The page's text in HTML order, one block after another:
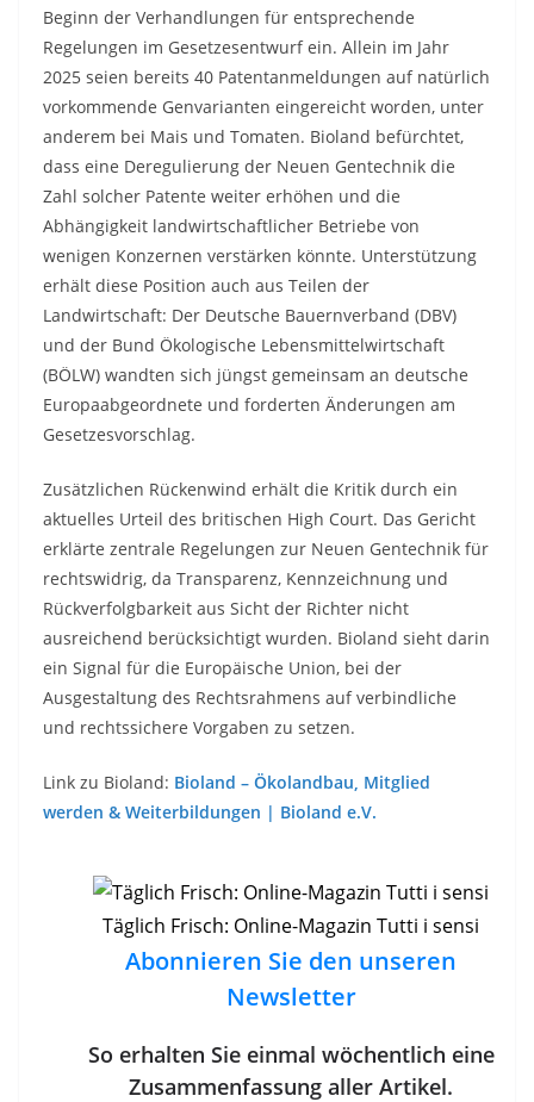
Beginn der Verhandlungen für entsprechende
Regelungen im Gesetzesentwurf ein. Allein im Jahr
2025 seien bereits 40 Patentanmeldungen auf natürlich
vorkommende Genvarianten eingereicht worden, unter
anderem bei Mais und Tomaten. Bioland befürchtet,
dass eine Deregulierung der Neuen Gentechnik die
Zahl solcher Patente weiter erhöhen und die
Abhängigkeit landwirtschaftlicher Betriebe von
wenigen Konzernen verstärken könnte. Unterstützung
erhält diese Position auch aus Teilen der
Landwirtschaft: Der Deutsche Bauernverband (DBV)
und der Bund Ökologische Lebensmittelwirtschaft
(BÖLW) wandten sich jüngst gemeinsam an deutsche
Europaabgeordnete und forderten Änderungen am
Gesetzesvorschlag.
Zusätzlichen Rückenwind erhält die Kritik durch ein
aktuelles Urteil des britischen High Court. Das Gericht
erklärte zentrale Regelungen zur Neuen Gentechnik für
rechtswidrig, da Transparenz, Kennzeichnung und
Rückverfolgbarkeit aus Sicht der Richter nicht
ausreichend berücksichtigt wurden. Bioland sieht darin
ein Signal für die Europäische Union, bei der
Ausgestaltung des Rechtsrahmens auf verbindliche
und rechtssichere Vorgaben zu setzen.
Link zu Bioland: Bioland – Ökolandbau, Mitglied
werden & Weiterbildungen | Bioland e.V.
Täglich Frisch: Online-Magazin Tutti i sensi
Abonnieren Sie den unseren
Newsletter
So erhalten Sie einmal wöchentlich eine
Zusammenfassung aller Artikel.